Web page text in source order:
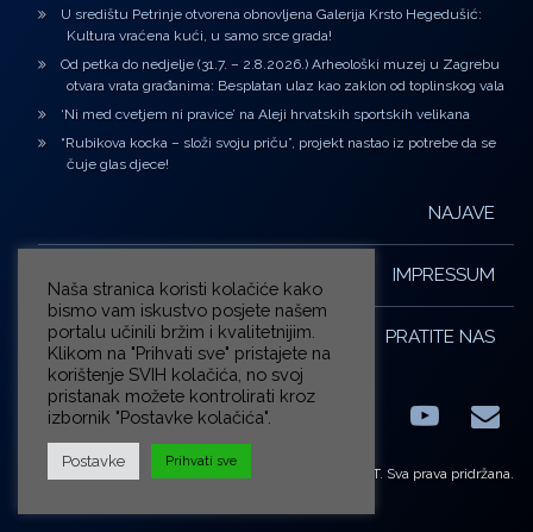
U središtu Petrinje otvorena obnovljena Galerija Krsto Hegedušić:
Kultura vraćena kući, u samo srce grada!
Od petka do nedjelje (31.7. – 2.8.2026.) Arheološki muzej u Zagrebu
otvara vrata građanima: Besplatan ulaz kao zaklon od toplinskog vala
‘Ni med cvetjem ni pravice’ na Aleji hrvatskih sportskih velikana
“Rubikova kocka – složi svoju priču”, projekt nastao iz potrebe da se
čuje glas djece!
NAJAVE
IMPRESSUM
PRATITE NAS
FacebookLinkedIn E-
© ZG-KULT. Sva prava pridržana.
Naša stranica koristi kolačiće kako
bismo vam iskustvo posjete našem
portalu učinili bržim i kvalitetnijim.
Klikom na "Prihvati sve" pristajete na
korištenje SVIH kolačića, no svoj
pristanak možete kontrolirati kroz
izbornik "Postavke kolačića".
Postavke Prihvati sve